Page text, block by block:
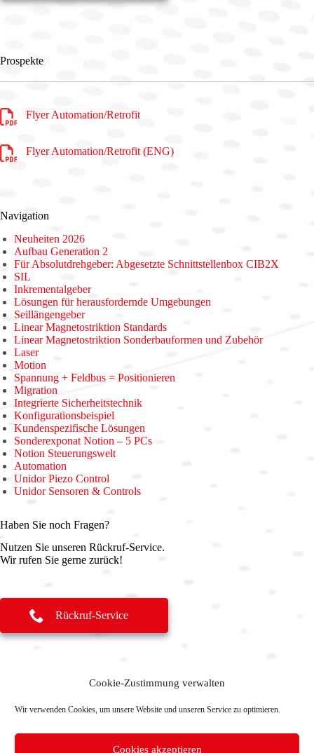
Cookie-Zustimmung verwalten
Wir verwenden Cookies, um unsere Website und unseren Service zu optimieren.
Cookies akzeptieren
Prospekte
Flyer Automation/Retrofit
Flyer Automation/Retrofit (ENG)
Navigation
Neuheiten 2026
Aufbau Generation 2
Für Absolutdrehgeber: Abgesetzte Schnittstellenbox CIB2X
SIL
Inkrementalgeber
Lösungen für herausfordernde Umgebungen
Seillängengeber
Linear Magnetostriktion Standards
Linear Magnetostriktion Sonderbauformen und Zubehör
Laser
Motion
Spannung + Feldbus = Positionieren
Migration
Integrierte Sicherheitstechnik
Konfigurationsbeispiel
Kundenspezifische Lösungen
Sonderexponat Notion – 5 PCs
Notion Steuerungswelt
Automation
Unidor Piezo Control
Unidor Sensoren & Controls
Haben Sie noch Fragen?
Nutzen Sie unseren Rückruf-Service.
Wir rufen Sie gerne zurück!
Rückruf-Service